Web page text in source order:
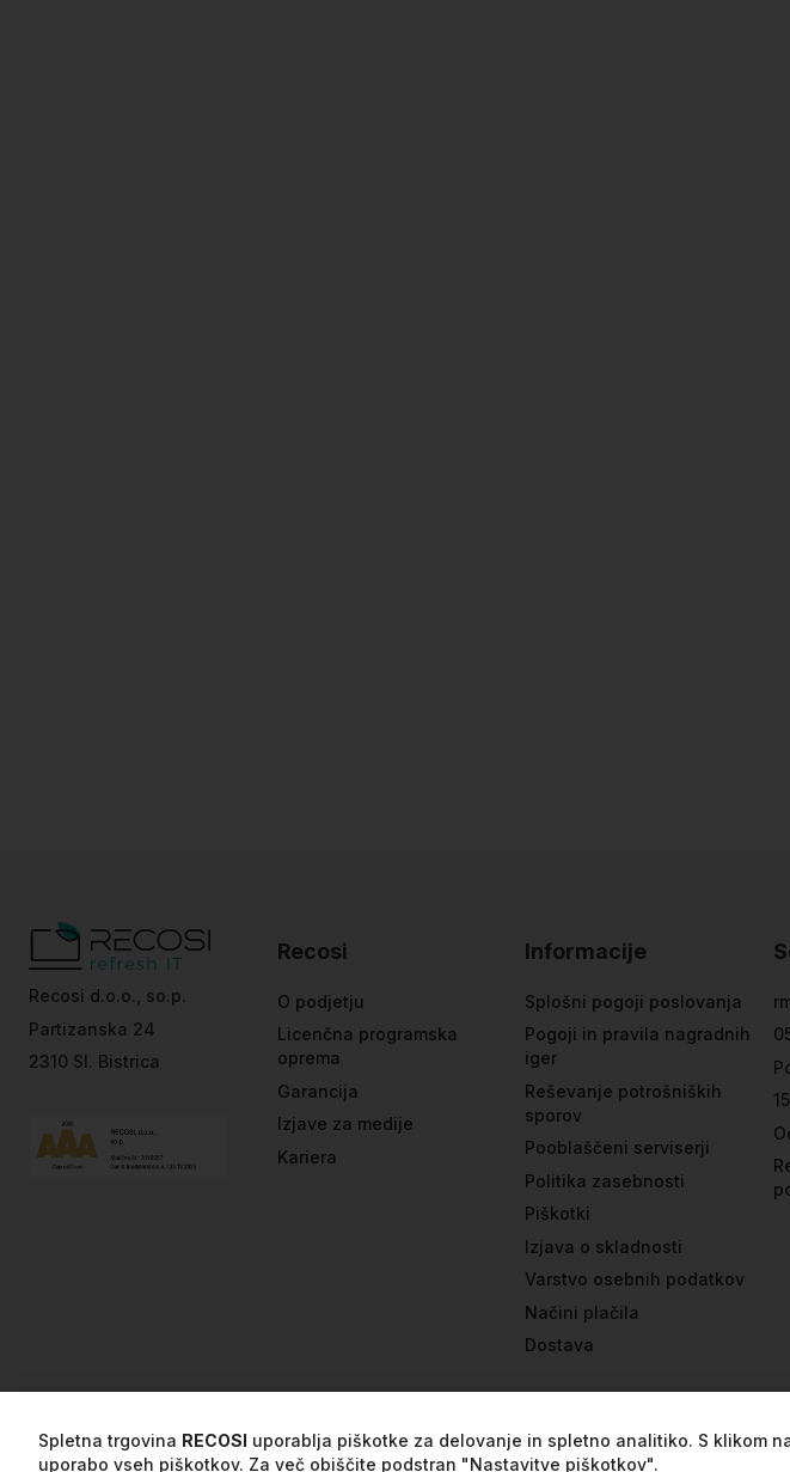
Recosi d.o.o., so.p.
Partizanska 24
2310 Sl. Bistrica
Recosi
O podjetju
Licenčna programska
oprema
Garancija
Izjave za medije
Kariera
Informacije
Splošni pogoji poslovanja
Pogoji in pravila nagradnih
iger
Reševanje potrošniških
sporov
Pooblaščeni serviserji
Politika zasebnosti
Piškotki
Izjava o skladnosti
Varstvo osebnih podatkov
Načini plačila
Dostava
Spletna trgovina RECOSI uporablja piškotke za delovanje in spletno analitiko. S klikom
uporabo vseh piškotkov. Za več obiščite podstran "Nastavitve piškotkov".